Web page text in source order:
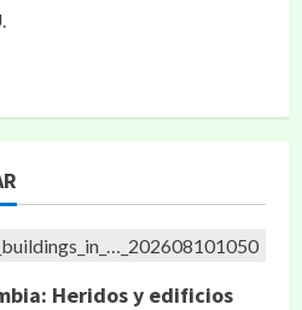
Heridos y edificios